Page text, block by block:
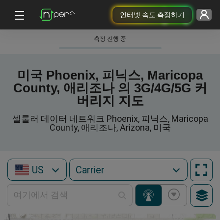
인터넷 속도 측정하기
측정 진행 중
미국 Phoenix, 피닉스, Maricopa
County, 애리조나 의 3G/4G/5G 커
버리지 지도
셀룰러 데이터 네트워크 Phoenix, 피닉스, Maricopa
County, 애리조나, Arizona, 미국
US